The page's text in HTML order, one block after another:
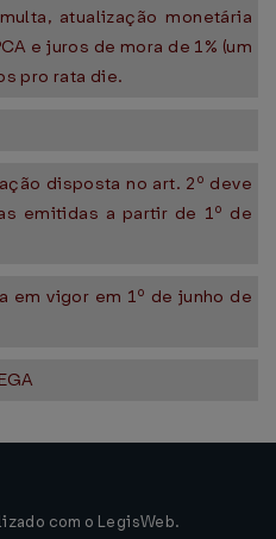
atualização monetária
e juros de mora de 1% (um
pro rata die.
disposta no art. 2º deve
emitidas a partir de 1º de
em vigor em 1º de junho de
com o LegisWeb.